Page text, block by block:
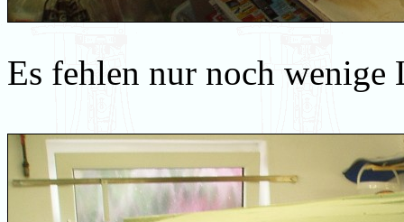
Es fehlen nur noch wenige